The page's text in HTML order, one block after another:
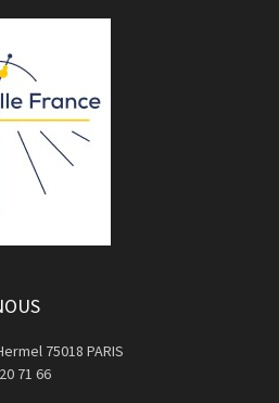
75018 PARIS
71 66